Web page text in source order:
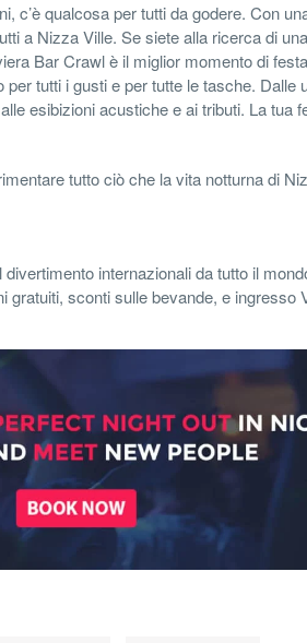
c’è qualcosa per tutti da godere. Con
a Nizza Ville. Se siete alla ricerca di
Bar Crawl è il miglior momento di
tutti i gusti e per tutte le tasche. Dalle
esibizioni acustiche e ai tributi. La tua
tutto ciò che la vita notturna di
internazionali da tutto il
gratuiti, sconti sulle bevande, e ingresso